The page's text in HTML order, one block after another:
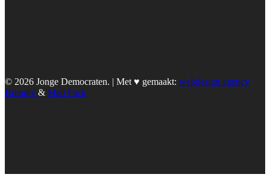
© 2026 Jonge Democraten. | Met ♥︎ gemaakt: webdesign agency
Brendly & Mad Pack